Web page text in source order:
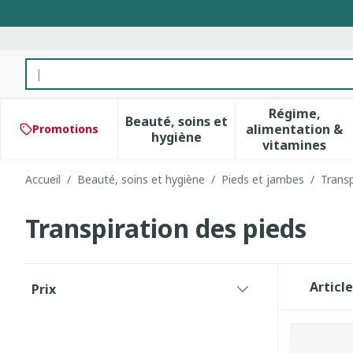
Rechercher
Promotions
Beauté, soins et
hygièneAfficher le sous-menu pour
Régime,
alimentation &
vitamines
Afficher
Accueil / Beauté, soins et hygiène / Pieds et jambes /
Transpiration des pieds
Prix